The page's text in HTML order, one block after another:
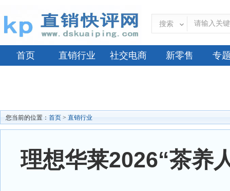
搜索
首页 直销行业 社交电商 新零售 专
您当前的位置： 首页 > 直销行业
理想华莱2026“茶养